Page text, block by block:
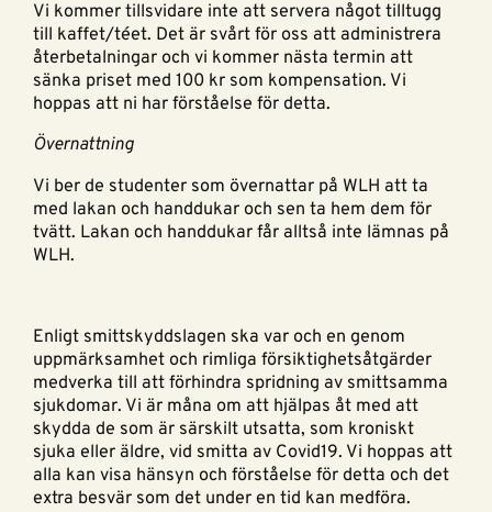
Vi kommer tillsvidare inte att servera något tilltugg
till kaffet/téet. Det är svårt för oss att administrera
återbetalningar och vi kommer nästa termin att
sänka priset med 100 kr som kompensation. Vi
hoppas att ni har förståelse för detta.
Övernattning
Vi ber de studenter som övernattar på WLH att ta
med lakan och handdukar och sen ta hem dem för
tvätt. Lakan och handdukar får alltså inte lämnas på
WLH.
Enligt smittskyddslagen ska var och en genom
uppmärksamhet och rimliga försiktighetsåtgärder
medverka till att förhindra spridning av smittsamma
sjukdomar. Vi är måna om att hjälpas åt med att
skydda de som är särskilt utsatta, som kroniskt
sjuka eller äldre, vid smitta av Covid19. Vi hoppas att
alla kan visa hänsyn och förståelse för detta och det
extra besvär som det under en tid kan medföra.